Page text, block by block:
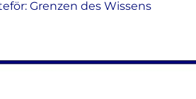
Grenzen des Wissens